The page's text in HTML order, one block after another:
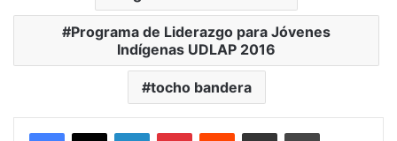
Programa de Liderazgo para Jóvenes
Indígenas UDLAP 2016
tocho bandera
LinkedInPinterestReddit Share via Email Print